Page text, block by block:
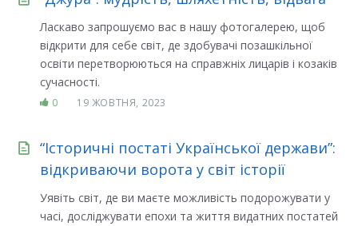
Ласкаво запрошуємо вас в нашу фотогалерею, щоб
відкрити для себе світ, де здобувачі позашкільної
освіти перетворюються на справжніх лицарів і козаків
сучасності.
0 19 ЖОВТНЯ, 2023
“Історичні постаті Української держави”:
відкриваючи ворота у світ історії
Уявіть світ, де ви маєте можливість подорожувати у
часі, досліджувати епохи та життя видатних постатей